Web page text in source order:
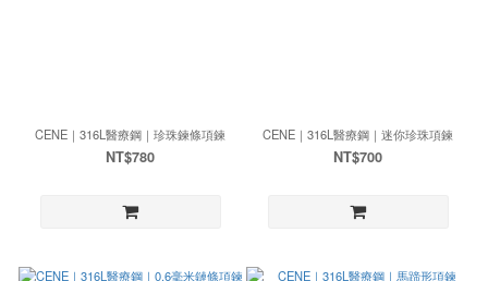
CENE｜316L醫療鋼｜珍珠鍊條項鍊
NT$780
CENE｜316L醫療鋼｜迷你珍珠項鍊
NT$700